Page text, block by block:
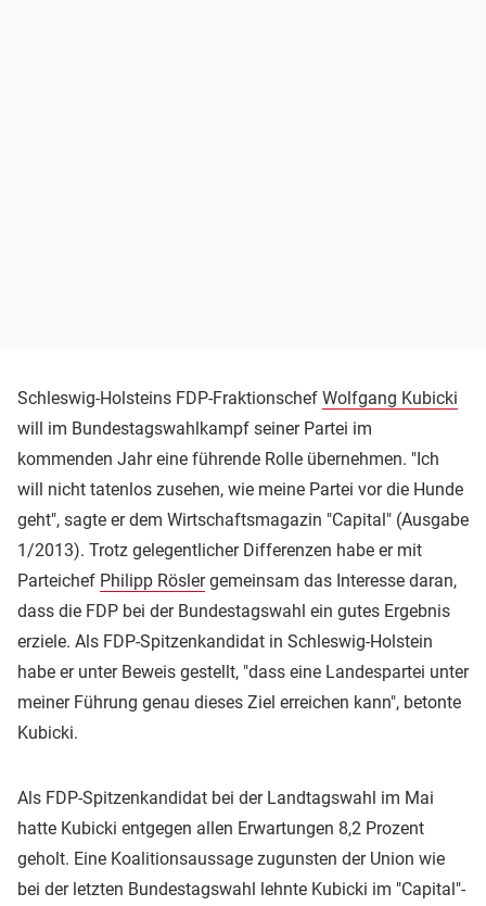
Schleswig-Holsteins FDP-Fraktionschef Wolfgang Kubicki
will im Bundestagswahlkampf seiner Partei im
kommenden Jahr eine führende Rolle übernehmen. "Ich
will nicht tatenlos zusehen, wie meine Partei vor die Hunde
geht", sagte er dem Wirtschaftsmagazin "Capital" (Ausgabe
1/2013). Trotz gelegentlicher Differenzen habe er mit
Parteichef Philipp Röslergemeinsam das Interesse daran,
dass die FDP bei der Bundestagswahl ein gutes Ergebnis
erziele. Als FDP-Spitzenkandidat in Schleswig-Holstein
habe er unter Beweis gestellt, "dass eine Landespartei unter
meiner Führung genau dieses Ziel erreichen kann", betonte
Kubicki.
Als FDP-Spitzenkandidat bei der Landtagswahl im Mai
hatte Kubicki entgegen allen Erwartungen 8,2 Prozent
geholt. Eine Koalitionsaussage zugunsten der Union wie
bei der letzten Bundestagswahl lehnte Kubicki im "Capital"-